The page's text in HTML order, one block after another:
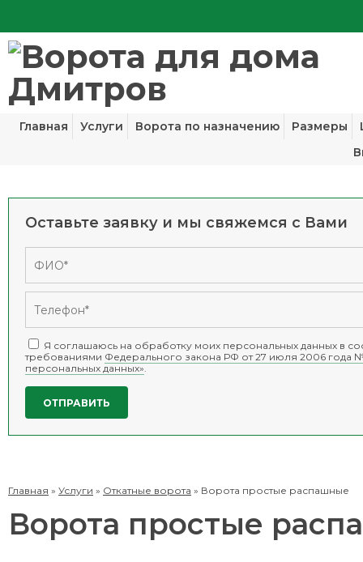
Главная Услуги Ворота по назначению Размеры
Оставьте заявку и мы свяжемся с Вами
Я соглашаюсь на обработку моих персональных данных в
требованиями Федерального закона РФ от 27 июля 2006 года
персональных данных».
Главная » Услуги » Откатные ворота » Ворота простые распашные
Ворота простые